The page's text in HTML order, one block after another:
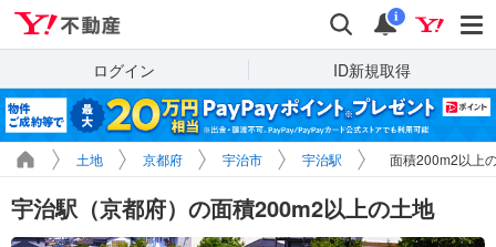
検索 通知
i
ログイン ID新規取得
土地 京都府 宇治市 宇治駅 面積200m2以上
宇治駅（京都府）の面積200m2以上の土地